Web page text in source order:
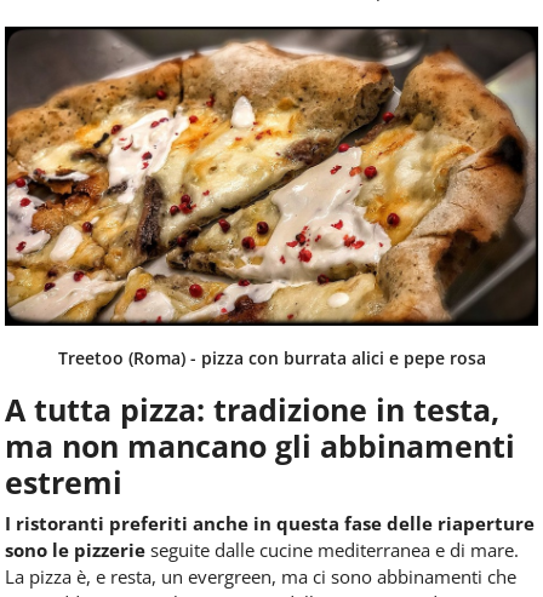
Treetoo (Roma) - pizza con burrata alici e pepe rosa
A tutta pizza: tradizione in testa,
ma non mancano gli abbinamenti
estremi
I ristoranti preferiti anche in questa fase delle riaperture
sono le pizzerie seguite dalle cucine mediterranea e di mare.
La pizza è, e resta, un evergreen, ma ci sono abbinamenti che